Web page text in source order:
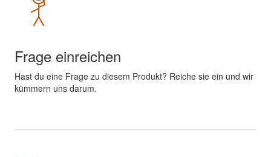
Frage einreichen
Hast du eine Frage zu diesem Produkt? Reiche sie ein und wir
kümmern uns darum.